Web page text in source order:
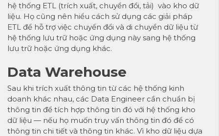
hệ thống ETL (trích xuất, chuyển đổi, tải) vào kho dữ
liệu. Họ cũng nên hiểu cách sử dụng các giải pháp
ETL để hỗ trợ việc chuyển đổi và di chuyển dữ liệu từ
hệ thống lưu trữ hoặc ứng dụng này sang hệ thống
lưu trữ hoặc ứng dụng khác.
Data Warehouse
Sau khi trích xuất thông tin từ các hệ thống kinh
doanh khác nhau, các Data Engineer cần chuẩn bị
thông tin để tích hợp thông tin đó với hệ thống kho
dữ liệu — nếu họ muốn truy vấn thông tin đó để có
thông tin chi tiết và thông tin khác. Vì kho dữ liệu dựa